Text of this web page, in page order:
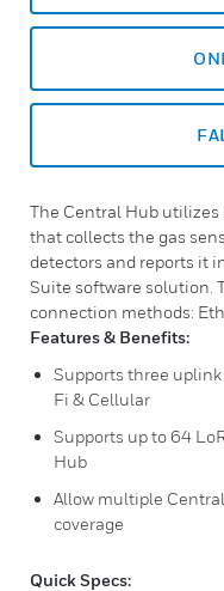
The Central Hub utilizes
that collects the gas
detectors and reports it
Suite software solution.
connection methods:
Features & Benefits:
Supports three
Fi & Cellular
Supports up to 64
Hub
Allow multiple
coverage
Quick Specs: